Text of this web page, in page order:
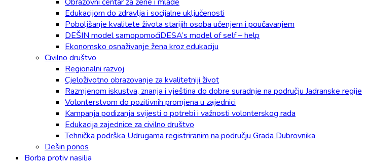
Edukacijom do zdravlja i socijalne uključenosti
Poboljšanje kvalitete života starijih osoba učenjem i poučavanjem
DEŠIN model samopomoćiDESA’s model of self – help
Ekonomsko osnaživanje žena kroz edukaciju
Civilno društvo
Regionalni razvoj
Cjeloživotno obrazovanje za kvalitetniji život
Razmjenom iskustva, znanja i vještina do dobre suradnje na području Jadranske regije
Volonterstvom do pozitivnih promjena u zajednici
Kampanja podizanja svijesti o potrebi i važnosti volonterskog rada
Edukacija zajednice za civilno društvo
Tehnička podrška Udrugama registriranim na području Grada Dubrovnika
Dešin ponos
Borba protiv nasilja